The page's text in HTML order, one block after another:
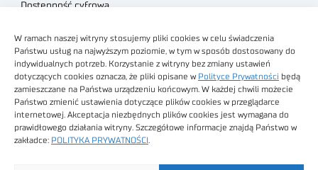
W ramach naszej witryny stosujemy pliki cookies w celu świadczenia
Państwu usług na najwyższym poziomie, w tym w sposób dostosowany do
indywidualnych potrzeb. Korzystanie z witryny bez zmiany ustawień
dotyczących cookies oznacza, że pliki opisane w Polityce Prywatności będą
zamieszczane na Państwa urządzeniu końcowym. W każdej chwili możecie
Państwo zmienić ustawienia dotyczące plików cookies w przeglądarce
internetowej. Akceptacja niezbędnych plików cookies jest wymagana do
prawidłowego działania witryny. Szczegółowe informacje znajdą Państwo w
zakładce: POLITYKA PRYWATNOŚCI
Dostępność cyfrowa
Regulamin sklepu
Obrazy stockowe
autorstwa